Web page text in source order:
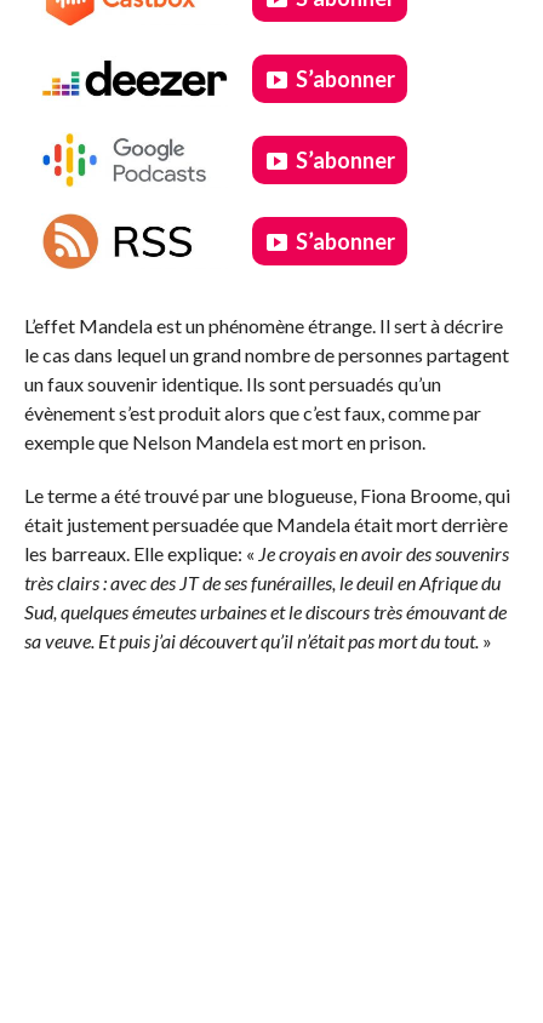
S’abonner
S’abonner
S’abonner
L’effet Mandela est un phénomène étrange. Il sert à décrire
le cas dans lequel un grand nombre de personnes partagent
un faux souvenir identique. Ils sont persuadés qu’un
évènement s’est produit alors que c’est faux, comme par
exemple que Nelson Mandela est mort en prison.
Le terme a été trouvé par une blogueuse, Fiona Broome, qui
était justement persuadée que Mandela était mort derrière
les barreaux. Elle explique: « Je croyais en avoir des souvenirs
très clairs : avec des JT de ses funérailles, le deuil en Afrique du
Sud, quelques émeutes urbaines et le discours très émouvant de
sa veuve. Et puis j’ai découvert qu’il n’était pas mort du tout. »